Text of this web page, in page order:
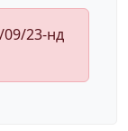
09/23-нд